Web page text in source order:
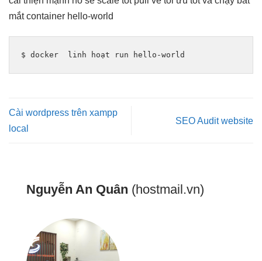
mắtcontainer hello-world
$ docker linh hoạt run hello-world
Cài wordpress trên xampp
local
SEO Audit website
Nguyễn An Quân (hostmail.vn)